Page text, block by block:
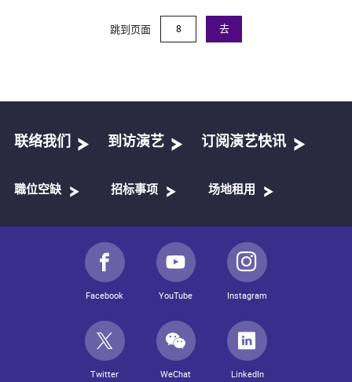
跳到页面 去
联络我们 到访演艺 订阅演艺快讯
職位空缺 招标事项 场地租用
Facebook YouTube Instagram
Twitter WeChat LinkedIn